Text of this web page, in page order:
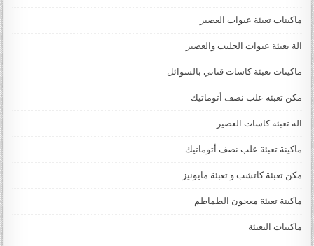
ماكينات تعبئة عبوات العصير
الة تعبئة عبوات الحليب والعصير
ماكينات تعبئة كاسات قناني بالسوائل
مكن تعبئة علب نصف أتوماتيك
الة تعبئة كاسات العصير
ماكينة تعبئة علب نصف أتوماتيك
مكن تعبئة كاتشب و تعبئة مايونيز
ماكينة تعبئة معجون الطماطم
ماكينات التعبئة